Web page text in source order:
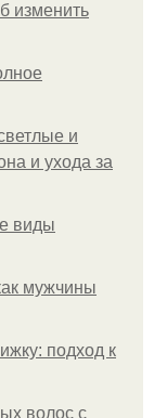
изменить
и
и ухода за
виды
мужчины
подход к
волос с